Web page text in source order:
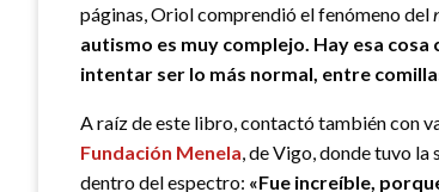
páginas, Oriol comprendió el fenómeno del
autismo es muy complejo. Hay esa
intentar ser lo más normal, entre
A raíz de este libro, contactó también con
Fundación Menela, de Vigo, donde tuvo la
dentro del espectro: «Fue increíble,